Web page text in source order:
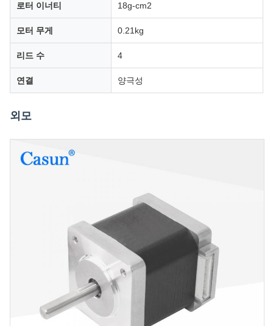
로터 이너티 18g-cm2
모터 무게 0.21kg
리드 수 4
연결 양극성
외모